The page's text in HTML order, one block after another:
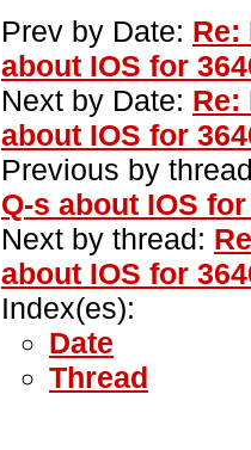
Prev by Date: Re:
about IOS for
Next by Date: Re:
about IOS for
Previous by
Q-s about IOS
Next by thread:
about IOS for
Index(es):
Date
Thread